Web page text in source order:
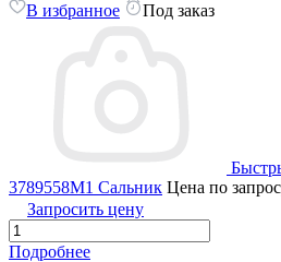
В избранное
Под заказ
3789558M1 Сальник Цена по
Запросить цену
Подробнее